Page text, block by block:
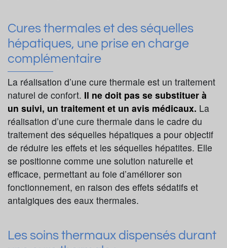
Cures thermales et des séquelles
hépatiques, une prise en charge
complémentaire
La réalisation d’une cure thermale est un traitement
naturel de confort. Il ne doit pas se substituer à
un suivi, un traitement et un avis médicaux. La
réalisation d’une cure thermale dans le cadre du
traitement des séquelles hépatiques a pour objectif
de réduire les effets et les séquelles hépatites. Elle
se positionne comme une solution naturelle et
efficace, permettant au foie d’améliorer son
fonctionnement, en raison des effets sédatifs et
antalgiques des eaux thermales.
Les soins thermaux dispensés durant